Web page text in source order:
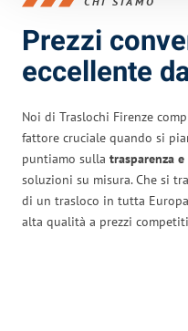
Prezzi
eccellente
Noi di Traslochi Firenze
fattore cruciale quando si
puntiamo sulla trasparenza
soluzioni su misura. Che si
di un trasloco in tutta
alta qualità a prezzi